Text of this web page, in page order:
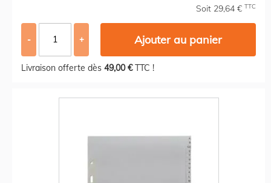
Soit 29,64 € TTC
- + Ajouter au panier
Livraison offerte dès 49,00 €TTC !